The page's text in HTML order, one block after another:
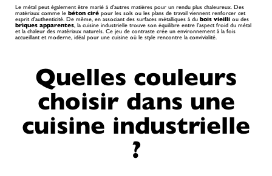
Le métal peut également être marié à d'autres matières pour un rendu plus chaleureux. Des
matériaux comme le béton ciré pour les sols ou les plans de travail viennent renforcer cet
esprit d'authenticité. De même, en associant des surfaces métalliques à du bois vieilli ou des
briques apparentes , la cuisine industrielle trouve son équilibre entre l’aspect froid du métal
et la chaleur des matériaux naturels. Ce jeu de contraste crée un environnement à la fois
accueillant et moderne, idéal pour une cuisine où le style rencontre la convivialité.
Quelles couleurs
choisir dans une
cuisine industrielle
?